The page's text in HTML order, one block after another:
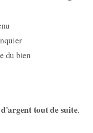
du bien
d'argent tout de suite.